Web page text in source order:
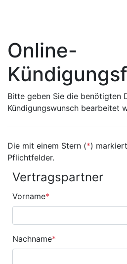
Online-
Bitte geben Sie die benötigten
Kündigungswunsch bearbeitet
Die mit einem Stern (*)
Pflichtfelder.
Vertragspartner
Vorname*
Nachname*